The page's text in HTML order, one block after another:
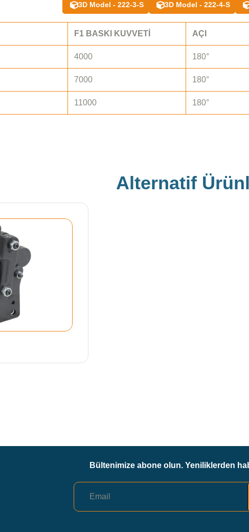
3D Model - 222-3-S 3D Model - 222-4-S
F1 BASKI KUVVETİ AÇI
4000 180°
7000 180°
11000 180°
Alternatif
Bültenimize abone olun. Yeniliklerden